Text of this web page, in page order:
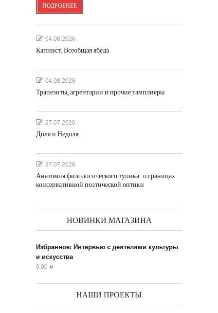
ПОДРОБНЕЕ
04.08.2026
Капнист. Всеобщая ябеда
04.08.2026
Трапезиты, агрентарии и прочие тамплиеры
27.07.2026
Доля и Недоля
27.07.2026
Анатомия филологического тупика: о границах
консервативной поэтической оптики
НОВИНКИ МАГАЗИНА
Избранное: Интервью с деятелями культуры
и искусства
0.00 Р
НАШИ ПРОЕКТЫ